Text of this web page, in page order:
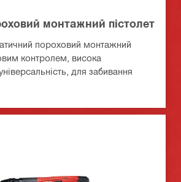
монтажний пістолет
пороховий монтажний
контролем, висока
для забивання